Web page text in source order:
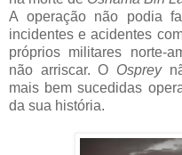
A operação não podia
incidentes e acidentes
próprios militares norte-
não arriscar. O Osprey
mais bem sucedidas
da sua história.